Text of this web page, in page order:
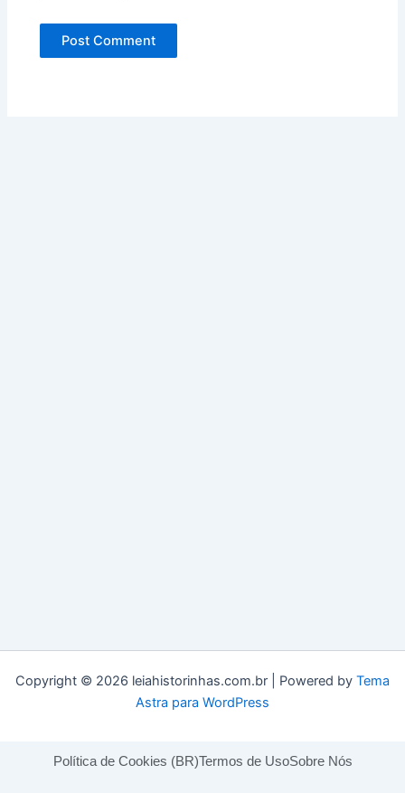
Copyright © 2026 leiahistorinhas.com.br | Powered by Tema
Astra para WordPress
Política de Cookies (BR)Termos de UsoSobre Nós